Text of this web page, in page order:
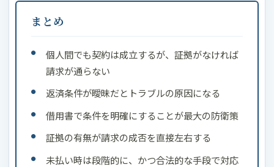
まとめ
個人間でも契約は成立するが、証拠がなければ
請求が通らない
返済条件が曖昧だとトラブルの原因になる
借用書で条件を明確にすることが最大の防衛策
証拠の有無が請求の成否を直接左右する
未払い時は段階的に、かつ合法的な手段で対応